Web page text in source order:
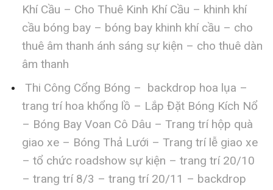
Khí Cầu – Cho Thuê Kinh Khí Cầu – khinh khí
cầu bóng bay – bóng bay khinh khí cầu – cho
thuê âm thanh ánh sáng sự kiện – cho thuê dàn
âm thanh
Thi Công Cổng Bóng – backdrop hoa lụa –
trang trí hoa khổng lồ – Lắp Đặt Bóng Kích Nổ
– Bóng Bay Voan Cô Dâu – Trang trí hộp quà
giao xe – Bóng Thả Lưới – Trang trí lễ giao xe
– tổ chức roadshow sự kiện – trang trí 20/10
– trang trí 8/3 – trang trí 20/11 – backdrop